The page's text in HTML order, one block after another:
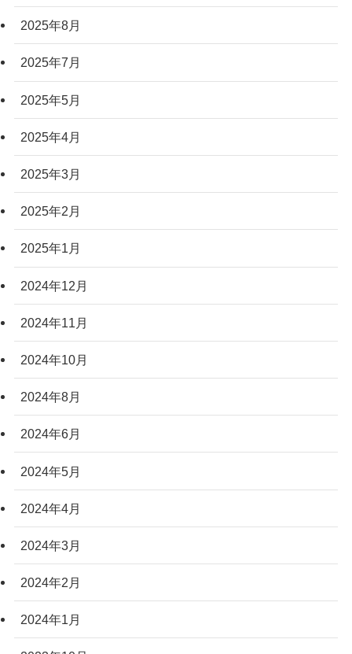
2025年8月
2025年7月
2025年5月
2025年4月
2025年3月
2025年2月
2025年1月
2024年12月
2024年11月
2024年10月
2024年8月
2024年6月
2024年5月
2024年4月
2024年3月
2024年2月
2024年1月